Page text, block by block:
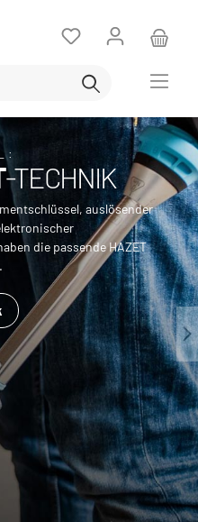
-TECHNIK
auslösender
die passende HAZET